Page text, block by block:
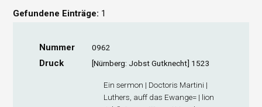
Gefundene Einträge: 1
Nummer 0962
Druck [Nürnberg: Jobst Gutknecht] 1523
Ein sermon | Doctoris Martini |
Luthers, auff das Ewange= | lion